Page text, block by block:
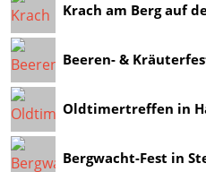
Krach am Berg auf
Beeren- &
Oldtimertreffen in
Bergwacht-Fest in